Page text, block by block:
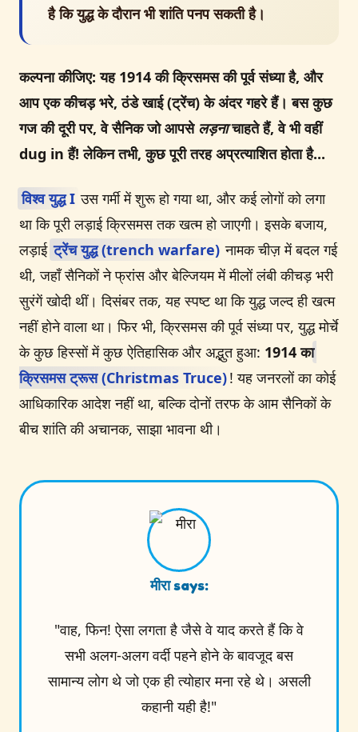
है कि युद्ध के दौरान भी शांति पनप सकती है।
कल्पना कीजिए: यह 1914 की क्रिसमस की पूर्व संध्या है, और
आप एक कीचड़ भरे, ठंडे खाई (ट्रेंच) के अंदर गहरे हैं। बस कुछ
गज की दूरी पर, वे सैनिक जो आपसे लड़नाचाहते हैं, वे भी वहीं
dug in हैं! लेकिन तभी, कुछ पूरी तरह अप्रत्याशित होता है...
विश्व युद्ध I उस गर्मी में शुरू हो गया था, और कई लोगों को लगा
था कि पूरी लड़ाई क्रिसमस तक खत्म हो जाएगी। इसके बजाय,
लड़ाई ट्रेंच युद्ध (trench warfare) नामक चीज़ में बदल गई
थी, जहाँ सैनिकों ने फ्रांस और बेल्जियम में मीलों लंबी कीचड़ भरी
सुरंगें खोदी थीं। दिसंबर तक, यह स्पष्ट था कि युद्ध जल्द ही खत्म
नहीं होने वाला था। फिर भी, क्रिसमस की पूर्व संध्या पर, युद्ध मोर्चे
के कुछ हिस्सों में कुछ ऐतिहासिक और अद्भुत हुआ: 1914 का
क्रिसमस ट्रूस (Christmas Truce)! यह जनरलों का कोई
आधिकारिक आदेश नहीं था, बल्कि दोनों तरफ के आम सैनिकों के
बीच शांति की अचानक, साझा भावना थी।
मीरा says:
"वाह, फिन! ऐसा लगता है जैसे वे याद करते हैं कि वे
सभी अलग-अलग वर्दी पहने होने के बावजूद बस
सामान्य लोग थे जो एक ही त्योहार मना रहे थे। असली
कहानी यही है!"